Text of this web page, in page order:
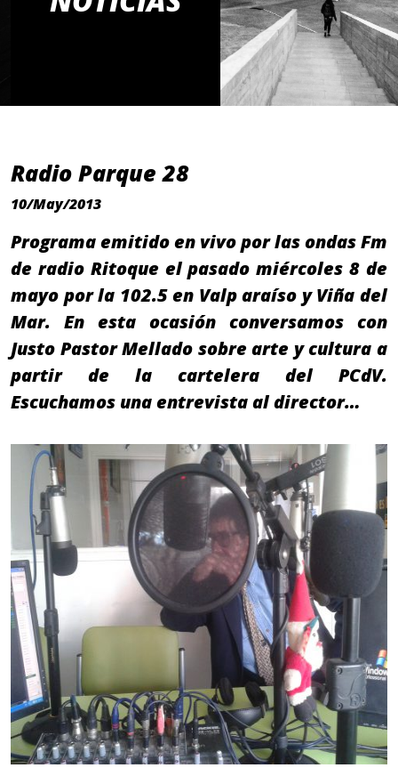
Radio Parque 28
10/May/2013
Programa emitido en vivo por las ondas Fm
de radio Ritoque el pasado miércoles 8 de
mayo por la 102.5 en Valp araíso y Viña del
Mar. En esta ocasión conversamos con
Justo Pastor Mellado sobre arte y cultura a
partir de la cartelera del PCdV.
Escuchamos una entrevista al director…